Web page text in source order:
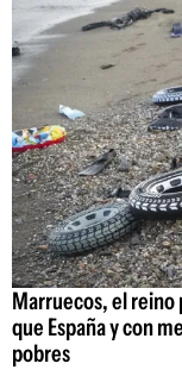
Marruecos, el reino
que España y con
pobres